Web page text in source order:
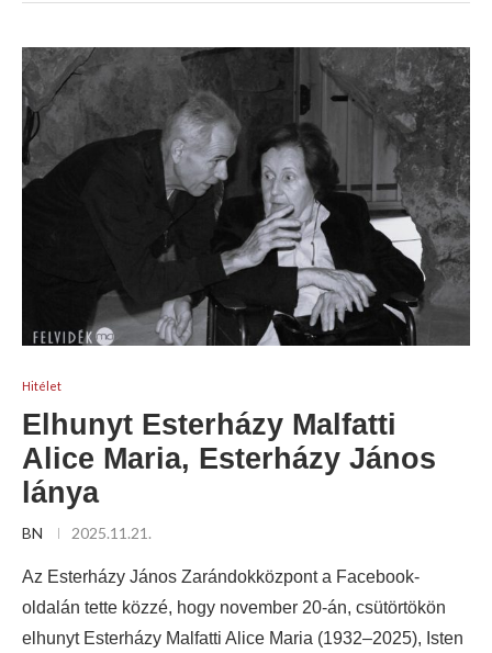
Hitélet
Elhunyt Esterházy Malfatti
Alice Maria, Esterházy János
lánya
BN 2025.11.21.
Az Esterházy János Zarándokközpont a Facebook-
oldalán tette közzé, hogy november 20-án, csütörtökön
elhunyt Esterházy Malfatti Alice Maria (1932–2025), Isten